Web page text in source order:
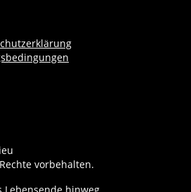
vorbehalten.